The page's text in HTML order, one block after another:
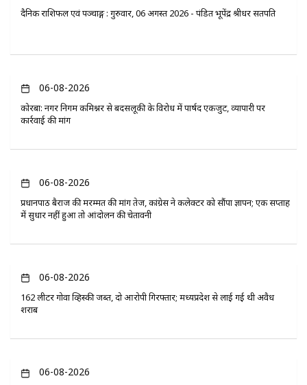
दैनिक राशिफल एवं पञ्चाङ्ग : गुरुवार, 06 अगस्त 2026 - पंडित भूपेंद्र श्रीधर सतपति
06-08-2026
कोरबा: नगर निगम कमिश्नर से बदसलूकी के विरोध में पार्षद एकजुट, व्यापारी पर
कार्रवाई की मांग
06-08-2026
प्रधानपाठ बैराज की मरम्मत की मांग तेज, कांग्रेस ने कलेक्टर को सौंपा ज्ञापन; एक सप्ताह
में सुधार नहीं हुआ तो आंदोलन की चेतावनी
06-08-2026
162 लीटर गोवा व्हिस्की जब्त, दो आरोपी गिरफ्तार; मध्यप्रदेश से लाई गई थी अवैध
शराब
06-08-2026